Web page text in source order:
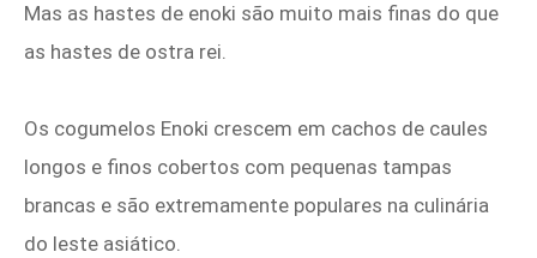
Mas as hastes de enoki são muito mais finas do que
as hastes de ostra rei.
Os cogumelos Enoki crescem em cachos de caules
longos e finos cobertos com pequenas tampas
brancas e são extremamente populares na culinária
do leste asiático.